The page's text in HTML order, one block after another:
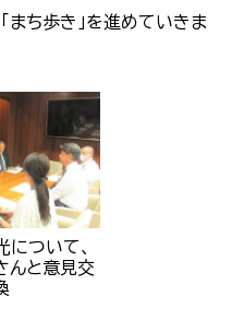
まち歩き」を進めていきま
について、
んと意見交